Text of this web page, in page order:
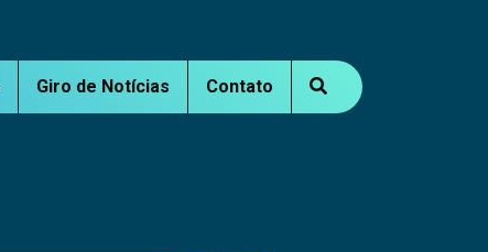
Giro de Notícias Contato